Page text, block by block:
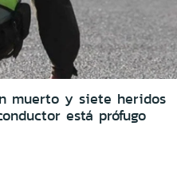
muerto y siete heridos
está prófugo